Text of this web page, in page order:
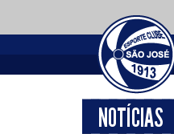
NOTÍCIAS